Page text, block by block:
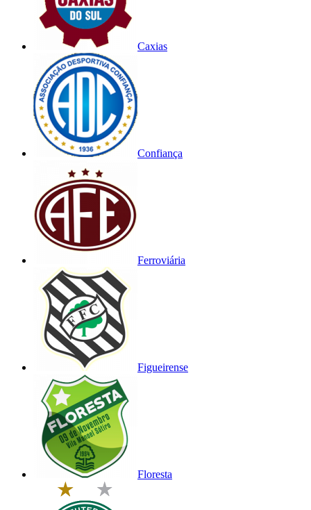
Caxias
Confiança
Ferroviária
Figueirense
Floresta